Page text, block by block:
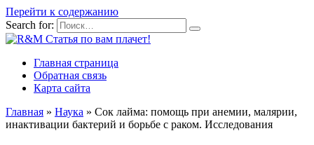
Перейти к содержанию
Search for:
Главная страница
Обратная связь
Карта сайта
Главная » Наука » Сок лайма: помощь при анемии, малярии,
инактивации бактерий и борьбе с раком. Исследования